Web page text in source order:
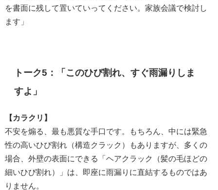
を書面に残して置いていってください。家族会議で検討し
ます」
トーク5：「このひび割れ、すぐ雨漏りしま
すよ」
【カラクリ】
不安を煽る、最も悪質な手口です。もちろん、中には緊急
性の高いひび割れ（構造クラック）もありますが、多くの
場合、外壁の表面にできる「ヘアクラック（髪の毛ほどの
細いひび割れ）」は、即座に雨漏りに直結するものではあ
りません。